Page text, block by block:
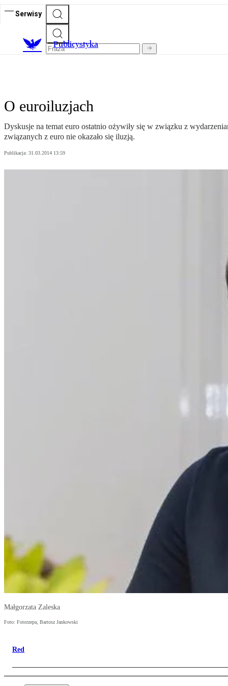
Serwisy
Publicystyka
O euroiluzjach
Dyskusje na temat euro ostatnio ożywiły się w związku z
związanych z euro nie okazało się iluzją.
Publikacja: 31.03.2014 13:59
Małgorzata Zaleska
Foto: Fotorzepa, Bartosz Jankowski
Red